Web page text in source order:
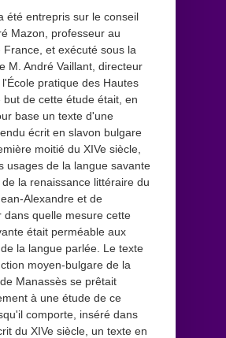
été entrepris sur le conseil
Mazon, professeur au
France, et exécuté sous la
M. André Vaillant, directeur
pratique des Hautes
but de cette étude était, en
base un texte d'une
écrit en slavon bulgare
moitié du XIVe siècle,
usages de la langue savante
la renaissance littéraire du
Alexandre et de
dans quelle mesure cette
était perméable aux
la langue parlée. Le texte
moyen-bulgare de la
Manassès se prêtait
à une étude de ce
comporte, inséré dans
du XIVe siècle, un texte en